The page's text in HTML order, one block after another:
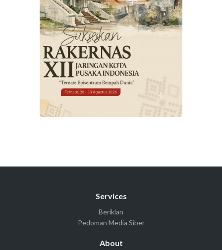
Services
Beriklan
Pedoman Media Siber
About